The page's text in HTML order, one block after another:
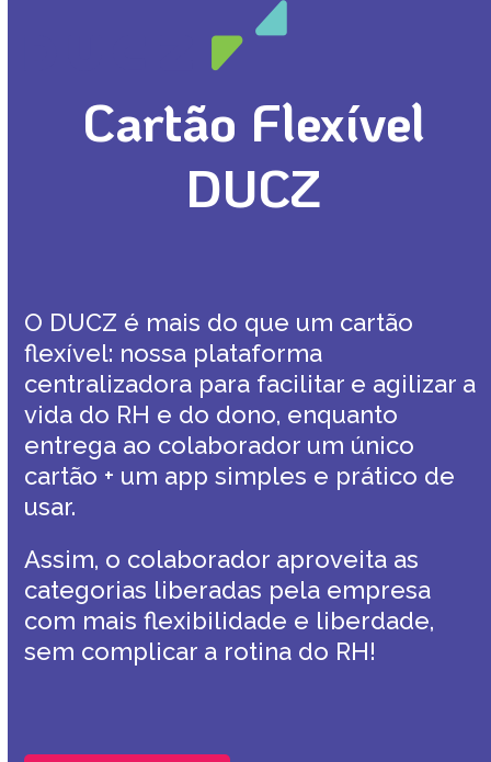
Cartão Flexível
DUCZ
O DUCZ é mais do que um cartão
flexível: nossa plataforma
centralizadora para facilitar e agilizar a
vida do RH e do dono, enquanto
entrega ao colaborador um único
cartão + um app simples e prático de
usar.
Assim, o colaborador aproveita as
categorias liberadas pela empresa
com mais flexibilidade e liberdade,
sem complicar a rotina do RH!